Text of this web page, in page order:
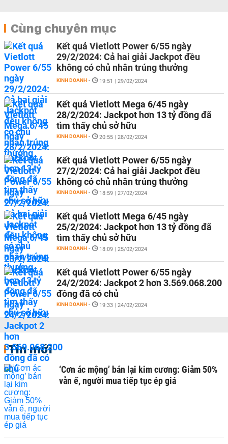
Cùng chuyên mục
Kết quả Vietlott Power 6/55 ngày
29/2/2024: Cả hai giải Jackpot đều
không có chủ nhân trúng thưởng
KINH DOANH - 19:51 | 29/02/2024
Kết quả Vietlott Mega 6/45 ngày
28/2/2024: Jackpot hơn 13 tỷ đồng đã
tìm thấy chủ sở hữu
KINH DOANH - 20:55 | 28/02/2024
Kết quả Vietlott Power 6/55 ngày
27/2/2024: Cả hai giải Jackpot đều
không có chủ nhân trúng thưởng
KINH DOANH - 18:59 | 27/02/2024
Kết quả Vietlott Mega 6/45 ngày
25/2/2024: Jackpot hơn 13 tỷ đồng đã
tìm thấy chủ sở hữu
KINH DOANH - 18:09 | 25/02/2024
Kết quả Vietlott Power 6/55 ngày
24/2/2024: Jackpot 2 hơn 3.569.068.200
đồng đã có chủ
KINH DOANH - 19:33 | 24/02/2024
Tin mới
‘Cơn ác mộng’ bán lại kim cương: Giảm 50%
vẫn ế, người mua tiếp tục ép giá